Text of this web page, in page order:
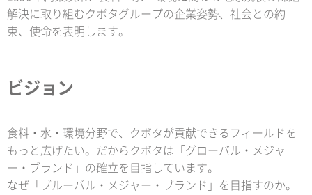
解決に取り組むクボタグループの企業姿勢、社会との約
束、使命を表明します。
ビジョン
食料・水・環境分野で、クボタが貢献できるフィールドを
もっと広げたい。だからクボタは「グローバル・メジャ
ー・ブランド」の確立を目指しています。
なぜ「ブルーバル・メジャー・ブランド」を目指すのか。